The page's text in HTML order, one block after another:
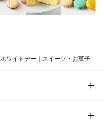
ホワイトデー｜スイーツ・お菓子